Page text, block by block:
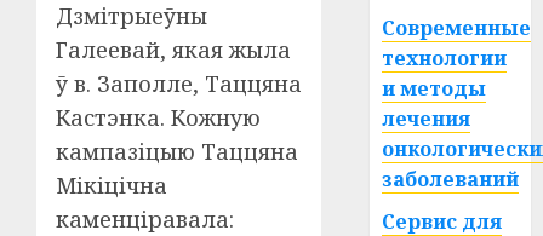
Дзмітрыеўны
Галеевай, якая жыла
ў в. Заполле, Таццяна
Кастэнка. Кожную
кампазіцыю Таццяна
Мікіцічна
каменціравала:
Современные
технологии
и методы
лечения
заболеваний
Сервис для